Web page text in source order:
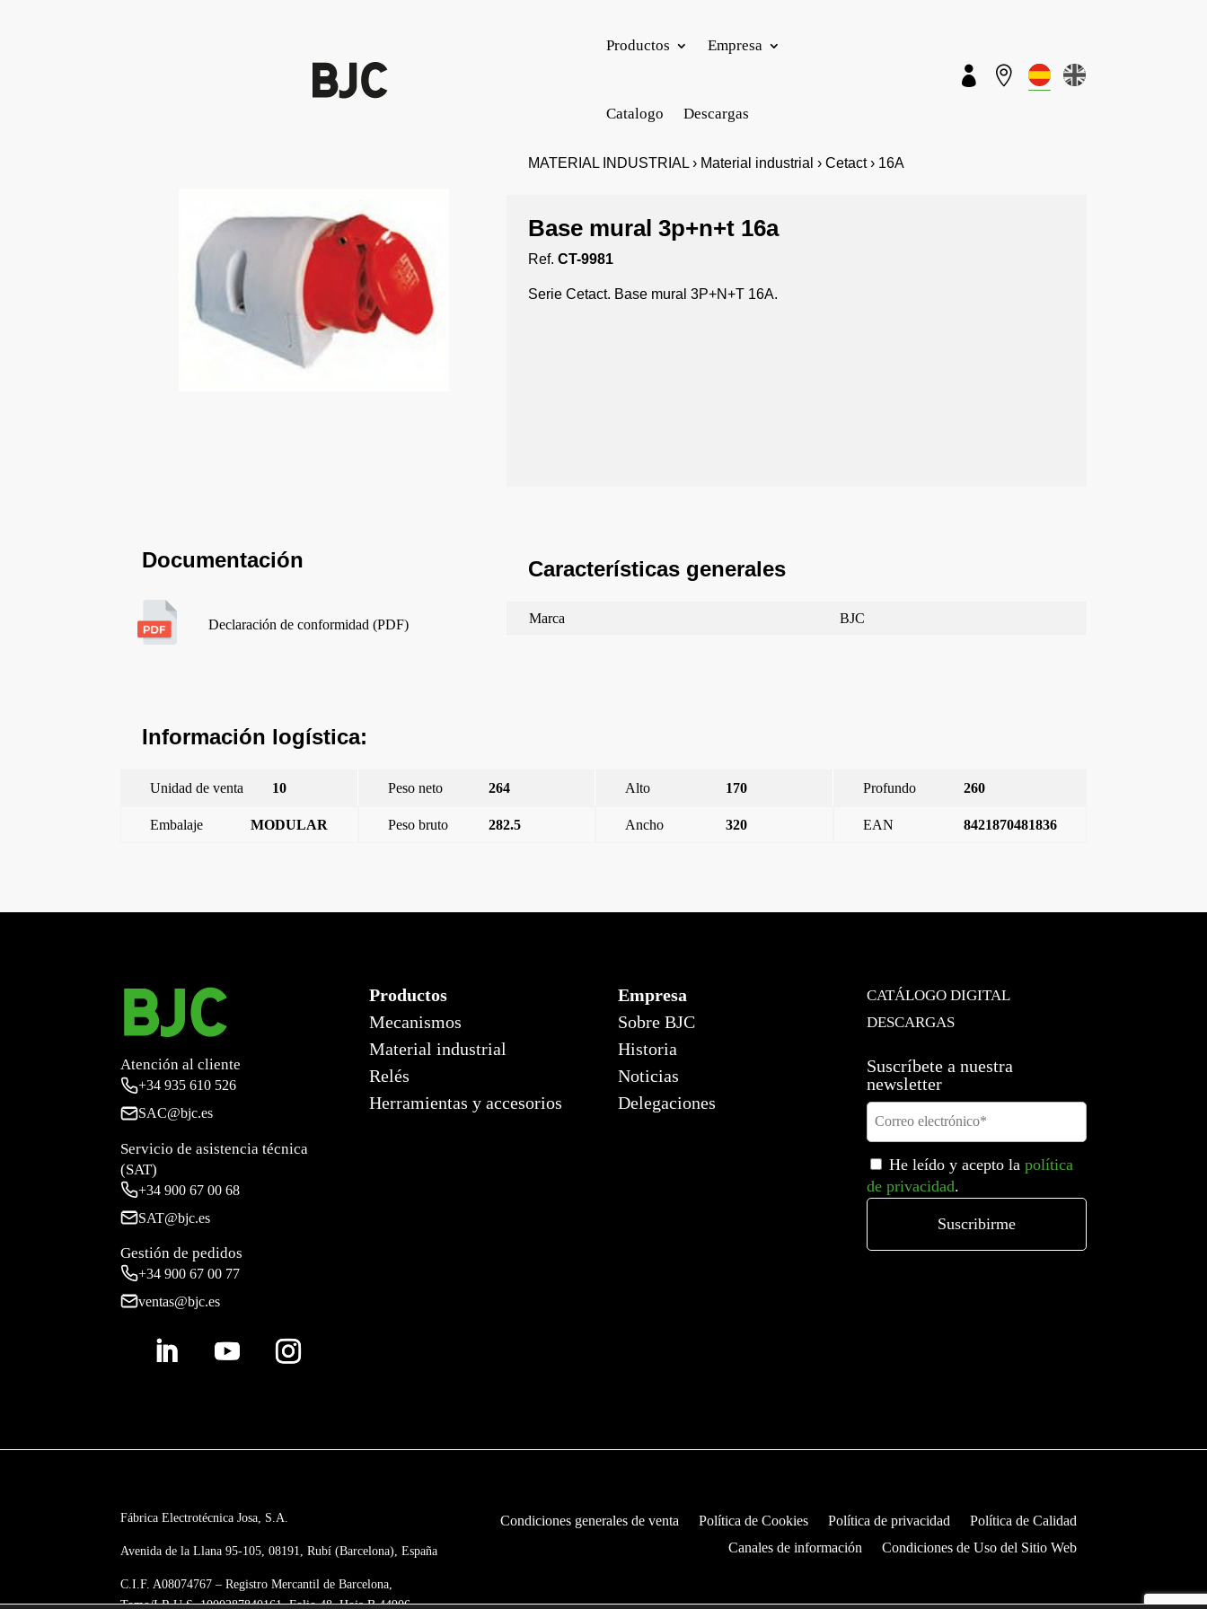
Productos Empresa
Catalogo Descargas
 
MATERIAL INDUSTRIAL › Material industrial › Cetact › 16A
Base mural 3p+n+t 16a
Ref.CT-9981
Serie Cetact. Base mural 3P+N+T 16A.
Documentación
Declaración de conformidad (PDF)
Características generales
Marca BJC
Información logística:
Unidad de venta 10 Peso neto 264 Alto 170 Profundo 260
Embalaje MODULAR Peso bruto 282.5 Ancho 320 EAN 8421870481836
Atención al cliente
+34935 610 526
SAC@bjc.es
Servicio de asistencia técnica
(SAT)
+34900 67 00 68
SAT@bjc.es
Gestión de pedidos
+34 900 67 00 77
ventas@bjc.es
Productos
Mecanismos
Material industrial
Relés
Herramientas y accesorios
Empresa
Sobre BJC
Historia
Noticias
Delegaciones
CATÁLOGO DIGITAL
DESCARGAS
Suscríbete a nuestra
newsletter
He leído y acepto la política
de privacidad.
Fábrica Electrotécnica Josa, S.A.
Avenida de la Llana 95-105, 08191, Rubí (Barcelona), España
C.I.F. A08074767 – Registro Mercantil de Barcelona,
Tomo/I.R.U.S. 1000287840161, Folio 48, Hoja B 44906,
Condiciones generales de venta Política de Cookies Política de privacidad
Política de Calidad
Canales de información
Condiciones de Uso del Sitio Web